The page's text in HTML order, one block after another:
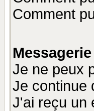
Comment
Je ne peux
Je continue
J'ai reçu un